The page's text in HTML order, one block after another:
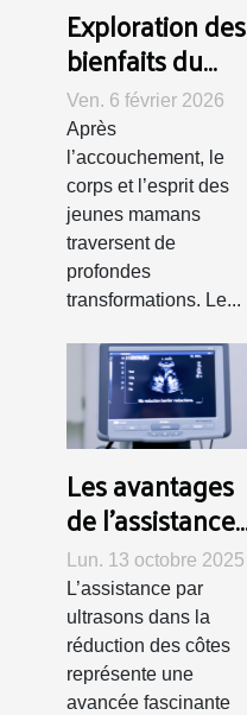
Exploration des
bienfaits du
rituel Rebozo
pour les jeunes
mamans
Ven. 6 février 2026
Après
l’accouchement, le
corps et l’esprit des
jeunes mamans
traversent de
profondes
transformations. Le...
Les avantages
de l'assistance
par ultrasons
dans la
réduction des
côtes
Lun. 13 octobre 2025
L’assistance par
ultrasons dans la
réduction des côtes
représente une
avancée fascinante